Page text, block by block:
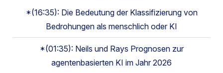
*(16:35): Die Bedeutung der Klassifizierung von
Bedrohungen als menschlich oder KI
*(01:35): Neils und Rays Prognosen zur
agentenbasierten KI im Jahr 2026